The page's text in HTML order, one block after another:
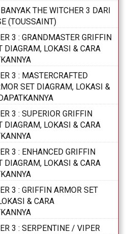
THE WITCHER 3 DARI
(TOUSSAINT)
3 : GRANDMASTER GRIFFIN
DIAGRAM, LOKASI & CARA
3 : MASTERCRAFTED
SET DIAGRAM, LOKASI &
3 : SUPERIOR GRIFFIN
DIAGRAM, LOKASI & CARA
3 : ENHANCED GRIFFIN
DIAGRAM, LOKASI & CARA
3 : GRIFFIN ARMOR SET
& CARA
3 : SERPENTINE / VIPER